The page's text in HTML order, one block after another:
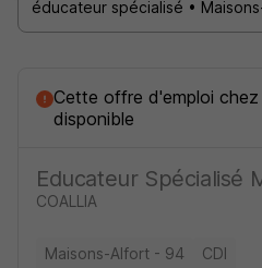
Cette offre d'emploi chez
disponible
Educateur Spécialisé
COALLIA
Maisons-Alfort - 94 CDI